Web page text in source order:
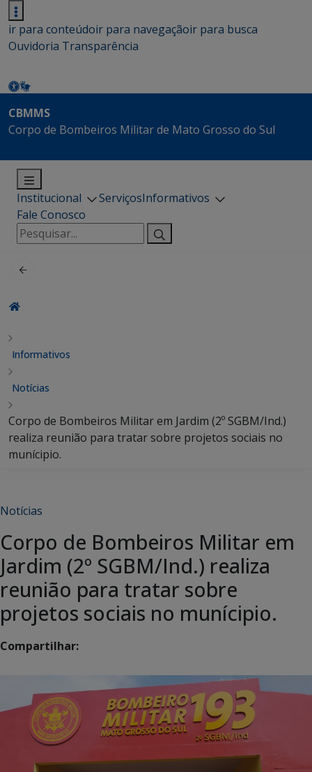
ir para conteúdoir para navegaçãoir para busca
Ouvidoria Transparência
CBMMS
Corpo de Bombeiros Militar de Mato Grosso do Sul
Institucional ServiçosInformativos
Fale Conosco
Pesquisar
por:
Informativos
Notícias
Corpo de Bombeiros Militar em Jardim (2º SGBM/Ind.)
realiza reunião para tratar sobre projetos sociais no
munícipio.
Notícias
Corpo de Bombeiros Militar em
Jardim (2º SGBM/Ind.) realiza
reunião para tratar sobre
projetos sociais no munícipio.
Compartilhar: